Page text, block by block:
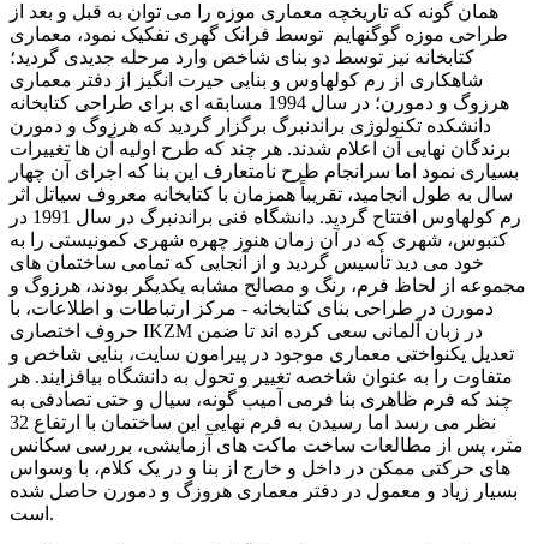
همان گونه که تاریخچه معماری موزه را می توان به قبل و بعد از
طراحی موزه گوگنهایم توسط فرانک گهری تفکیک نمود، معماری
کتابخانه نیز توسط دو بنای شاخص وارد مرحله جدیدی گردید؛
شاهکاری از رم کولهاوس و بنایی حیرت انگیز از دفتر معماری
هرزوگ و دمورن؛ در سال 1994 مسابقه ای برای طراحی کتابخانه
دانشکده تکنولوژی براندنبرگ برگزار گردید که هرزوگ و دمورن
برندگان نهایی آن اعلام شدند. هر چند که طرح اولیه آن ها تغییرات
بسیاری نمود اما سرانجام طرح نامتعارف این بنا که اجرای آن چهار
سال به طول انجامید، تقریباً همزمان با کتابخانه معروف سیاتل اثر
رم کولهاوس افتتاح گردید. دانشگاه فنی براندنبرگ در سال 1991 در
کتبوس، شهری که در آن زمان هنوز چهره شهری کمونیستی را به
خود می دید تأسیس گردید و از آنجایی که تمامی ساختمان های
مجموعه از لحاظ فرم، رنگ و مصالح مشابه یکدیگر بودند، هرزوگ و
دمورن در طراحی بنای کتابخانه - مرکز ارتباطات و اطلاعات، با
حروف اختصاری IKZM در زبان آلمانی سعی کرده اند تا ضمن
تعدیل یکنواختی معماری موجود در پیرامون سایت، بنایی شاخص و
متفاوت را به عنوان شاخصه تغییر و تحول به دانشگاه بیافزایند. هر
چند که فرم ظاهری بنا فرمی آمیب گونه، سیال و حتی تصادفی به
نظر می رسد اما رسیدن به فرم نهایی این ساختمان با ارتفاع 32
متر، پس از مطالعات ساخت ماکت های آزمایشی، بررسی سکانس
های حرکتی ممکن در داخل و خارج از بنا و در یک کلام، با وسواس
بسیار زیاد و معمول در دفتر معماری هروزگ و دمورن حاصل شده
است.